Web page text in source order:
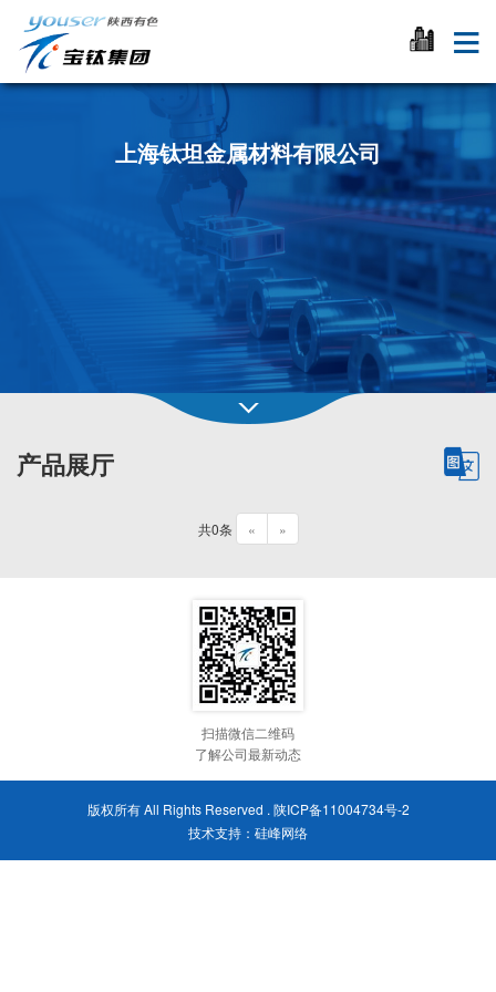
上海钛坦金属材料有限公司
产品展厅
共0条 « »
扫描微信二维码
了解公司最新动态
版权所有 All Rights Reserved . 陕ICP备11004734号-2
技术支持： 硅峰网络